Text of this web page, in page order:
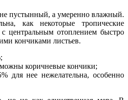
пустынный, а умеренно влажный.
как некоторые тропические
центральным отоплением быстро
кончиками листьев.
коричневые кончики;
для нее нежелательна, особенно